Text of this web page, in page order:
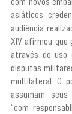
asiáticos
audiência
XIV afirmou que
através do uso
disputas
multilateral. O
assumam seus
“com